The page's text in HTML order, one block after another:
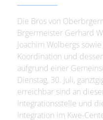
Die Bros von
Brgermeister Gerhard
Joachim Wolbergs
Koordination und
aufgrund einer
Dienstag, 30. Juli,
erreichbar sind an
Integrationsstelle und
Integration im Kwe-